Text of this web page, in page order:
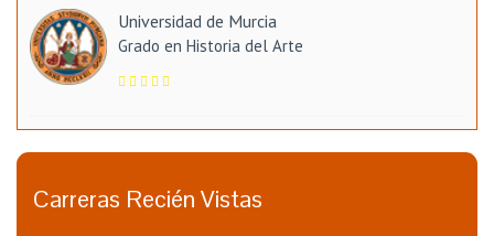
Universidad de Murcia
Grado en Historia del Arte
Carreras Recién Vistas